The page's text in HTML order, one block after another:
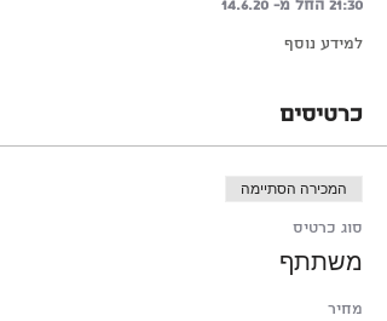
21:30 החל מ- 14.6.20
למידע נוסף
כרטיסים
המכירה הסתיימה
סוג כרטיס
משתתף
מחיר